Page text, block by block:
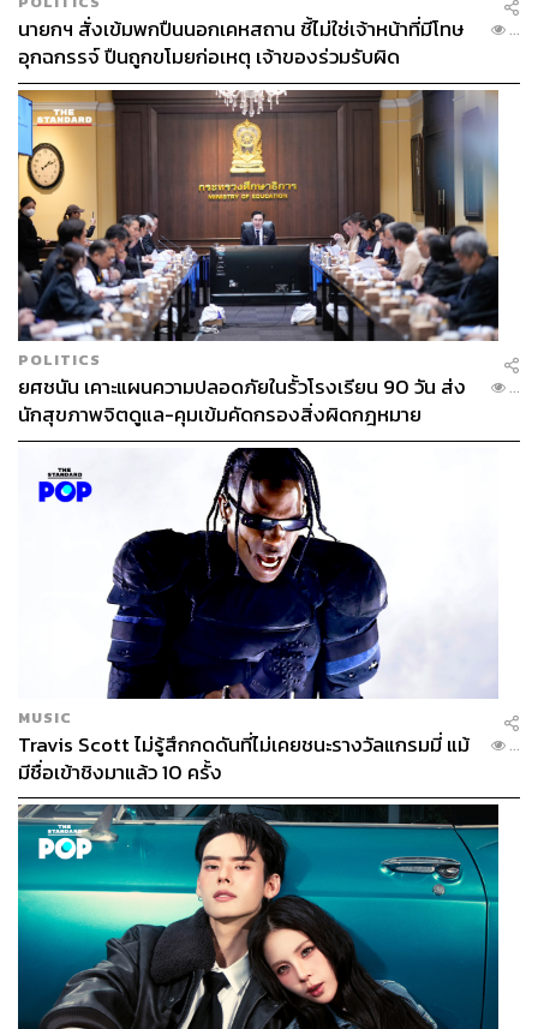
นายกฯ สั่งเข้มพกปืนนอกเคหสถาน ชี้ไม่ใช่เจ้าหน้าที่มีโทษ
อุกฉกรรจ์ ปืนถูกขโมยก่อเหตุ เจ้าของร่วมรับผิด
...
POLITICS
ยศชนัน เคาะแผนความปลอดภัยในรั้วโรงเรียน 90 วัน ส่ง
นักสุขภาพจิตดูแล-คุมเข้มคัดกรองสิ่งผิดกฎหมาย
...
MUSIC
Travis Scott ไม่รู้สึกกดดันที่ไม่เคยชนะรางวัลแกรมมี่ แม้
มีชื่อเข้าชิงมาแล้ว 10 ครั้ง
...